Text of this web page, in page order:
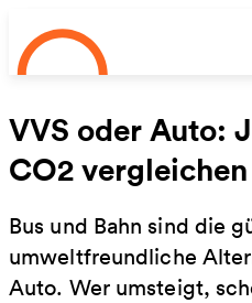
Zum Hauptinhalt springen
VVS oder Auto:
CO2 vergleichen
Bus und Bahn sind die
umweltfreundliche
Auto. Wer umsteigt,